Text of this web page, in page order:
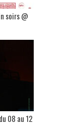
soirs @
08 au 12